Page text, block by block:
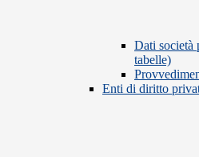
Dati società
tabelle)
Enti di diritto